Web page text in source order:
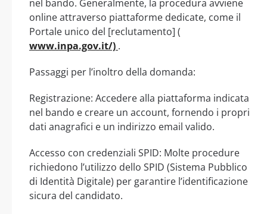
nel bando. Generalmente, la procedura avviene
online attraverso piattaforme dedicate, come il
Portale unico del [reclutamento] (
www.inpa.gov.it/) .
Passaggi per l’inoltro della domanda:
Registrazione: Accedere alla piattaforma indicata
nel bando e creare un account, fornendo i propri
dati anagrafici e un indirizzo email valido.
Accesso con credenziali SPID: Molte procedure
richiedono l’utilizzo dello SPID (Sistema Pubblico
di Identità Digitale) per garantire l’identificazione
sicura del candidato.